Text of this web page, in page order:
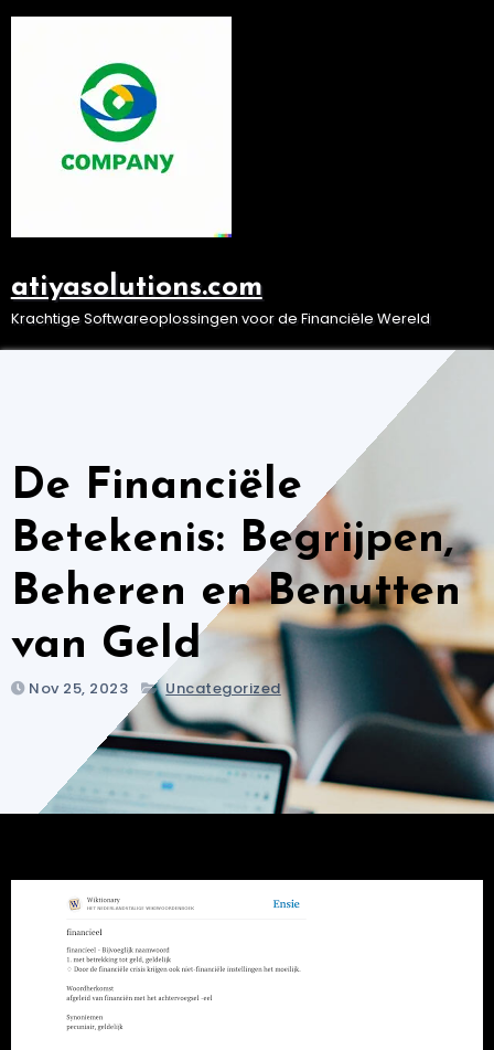
Ga
atiyasolutions.com
Krachtige Softwareoplossingen voor de Financiële Wereld
De Financiële
Betekenis: Begrijpen,
Beheren en Benutten
van Geld
Nov 25, 2023 Uncategorized